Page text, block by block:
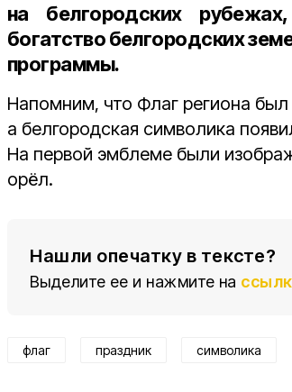
на белгородских
богатство белгородских
программы.
Напомним, что Флаг региона
а белгородская символика
На первой эмблеме были
орёл.
Нашли опечатку в тексте?
Выделите ее и нажмите на
флаг праздник символика